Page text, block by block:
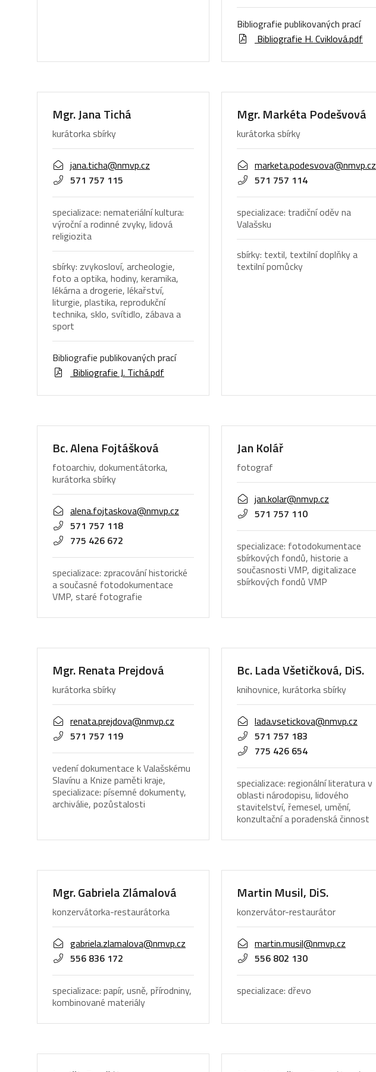
Bibliografie publikovaných prací
Bibliografie H. Cviklová.pdf
Mgr. Jana Tichá
kurátorka sbírky
jana.ticha@nmvp.cz
571 757 115
specializace: nemateriální kultura:
výroční a rodinné zvyky, lidová
religiozita
sbírky: zvykosloví, archeologie,
foto a optika, hodiny, keramika,
lékárna a drogerie, lékařství,
liturgie, plastika, reprodukční
technika, sklo, svítidlo, zábava a
sport
Bibliografie publikovaných prací
Bibliografie J. Tichá.pdf
Mgr. Markéta Podešvová
kurátorka sbírky
marketa.podesvova@nmvp.cz
571 757 114
specializace: tradiční oděv na
Valašsku
sbírky: textil, textilní doplňky a
textilní pomůcky
Bc. Alena Fojtášková
fotoarchiv, dokumentátorka,
kurátorka sbírky
alena.fojtaskova@nmvp.cz
571 757 118
775 426 672
specializace: zpracování historické
a současné fotodokumentace
VMP, staré fotografie
Jan Kolář
fotograf
jan.kolar@nmvp.cz
571 757 110
specializace: fotodokumentace
sbírkových fondů, historie a
současnosti VMP, digitalizace
sbírkových fondů VMP
Mgr. Renata Prejdová
kurátorka sbírky
renata.prejdova@nmvp.cz
571 757 119
vedení dokumentace k Valašskému
Slavínu a Knize paměti kraje,
specializace: písemné dokumenty,
archiválie, pozůstalosti
Bc. Lada Všetičková, DiS.
knihovnice, kurátorka sbírky
lada.vsetickova@nmvp.cz
571 757 183
775 426 654
specializace: regionální literatura v
oblasti národopisu, lidového
stavitelství, řemesel, umění,
konzultační a poradenská činnost
Mgr. Gabriela Zlámalová
konzervátorka-restaurátorka
gabriela.zlamalova@nmvp.cz
556 836 172
specializace: papír, usně, přírodniny,
kombinované materiály
Martin Musil, DiS.
konzervátor-restaurátor
martin.musil@nmvp.cz
556 802 130
specializace: dřevo